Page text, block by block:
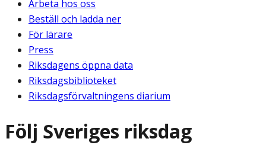
Arbeta hos oss
Beställ och ladda ner
För lärare
Press
Riksdagens öppna data
Riksdagsbiblioteket
Riksdagsförvaltningens diarium
Följ Sveriges riksdag